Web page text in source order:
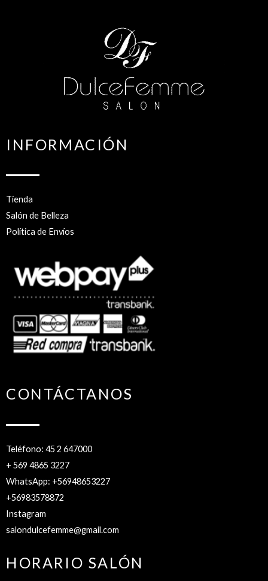
INFORMACIÓN
Tienda
Salón de Belleza
Política de Envíos
CONTÁCTANOS
Teléfono: 45 2 647000
+ 569 4865 3227
WhatsApp: +56948653227
+56983578872
Instagram
salondulcefemme@gmail.com
HORARIO SALÓN